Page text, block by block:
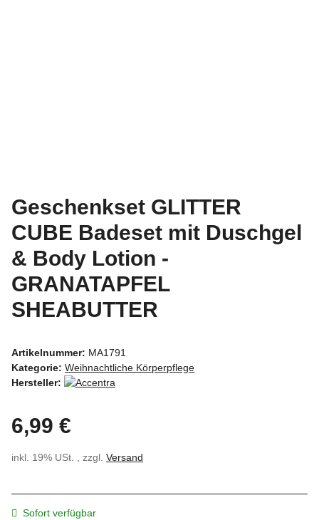
Geschenkset GLITTER
CUBE Badeset mit Duschgel
& Body Lotion -
GRANATAPFEL
SHEABUTTER
Artikelnummer: MA1791
Kategorie: Weihnachtliche Körperpflege
Hersteller:
6,99 €
inkl. 19% USt. , zzgl. Versand
Sofort verfügbar